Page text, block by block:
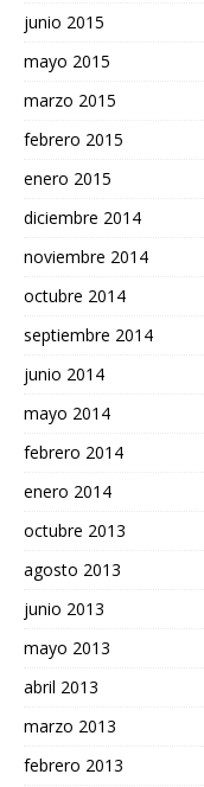
junio 2015
mayo 2015
marzo 2015
febrero 2015
enero 2015
diciembre 2014
noviembre 2014
octubre 2014
septiembre 2014
junio 2014
mayo 2014
febrero 2014
enero 2014
octubre 2013
agosto 2013
junio 2013
mayo 2013
abril 2013
marzo 2013
febrero 2013